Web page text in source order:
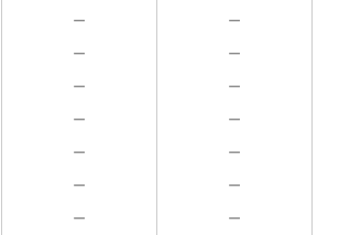
－
－
－
－
－
－
－
－
－
－
－
－
－
－